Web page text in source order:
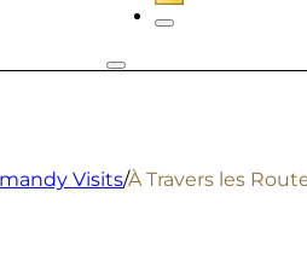
Visits/À Travers les